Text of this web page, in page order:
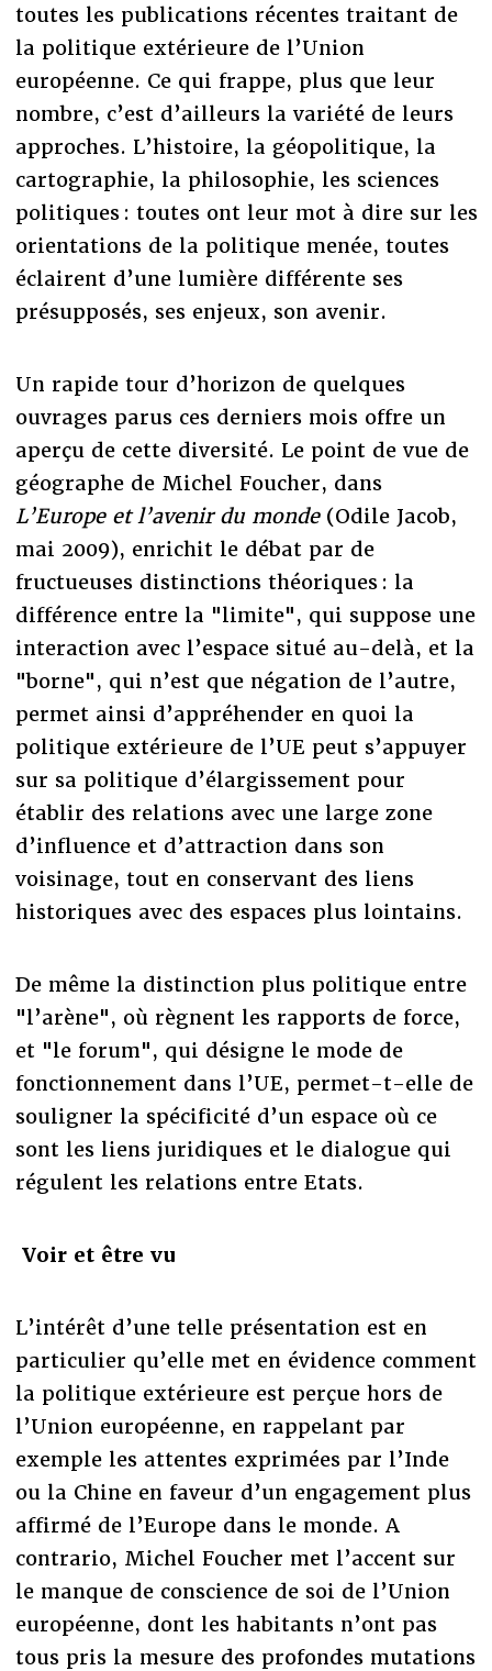
toutes les publications récentes traitant de
la politique extérieure de l’Union
européenne. Ce qui frappe, plus que leur
nombre, c’est d’ailleurs la variété de leurs
approches. L’histoire, la géopolitique, la
cartographie, la philosophie, les sciences
politiques : toutes ont leur mot à dire sur les
orientations de la politique menée, toutes
éclairent d’une lumière différente ses
présupposés, ses enjeux, son avenir.
Un rapide tour d’horizon de quelques
ouvrages parus ces derniers mois offre un
aperçu de cette diversité. Le point de vue de
géographe de Michel Foucher, dans
L’Europe et l’avenir du monde(Odile Jacob,
mai 2009), enrichit le débat par de
fructueuses distinctions théoriques : la
différence entre la "limite", qui suppose une
interaction avec l’espace situé au-delà, et la
"borne", qui n’est que négation de l’autre,
permet ainsi d’appréhender en quoi la
politique extérieure de l’UE peut s’appuyer
sur sa politique d’élargissement pour
établir des relations avec une large zone
d’influence et d’attraction dans son
voisinage, tout en conservant des liens
historiques avec des espaces plus lointains.
De même la distinction plus politique entre
"l’arène", où règnent les rapports de force,
et "le forum", qui désigne le mode de
fonctionnement dans l’UE, permet-t-elle de
souligner la spécificité d’un espace où ce
sont les liens juridiques et le dialogue qui
régulent les relations entre Etats.
Voir et être vu
L’intérêt d’une telle présentation est en
particulier qu’elle met en évidence comment
la politique extérieure est perçue hors de
l’Union européenne, en rappelant par
exemple les attentes exprimées par l’Inde
ou la Chine en faveur d’un engagement plus
affirmé de l’Europe dans le monde. A
contrario, Michel Foucher met l’accent sur
le manque de conscience de soi de l’Union
européenne, dont les habitants n’ont pas
tous pris la mesure des profondes mutations